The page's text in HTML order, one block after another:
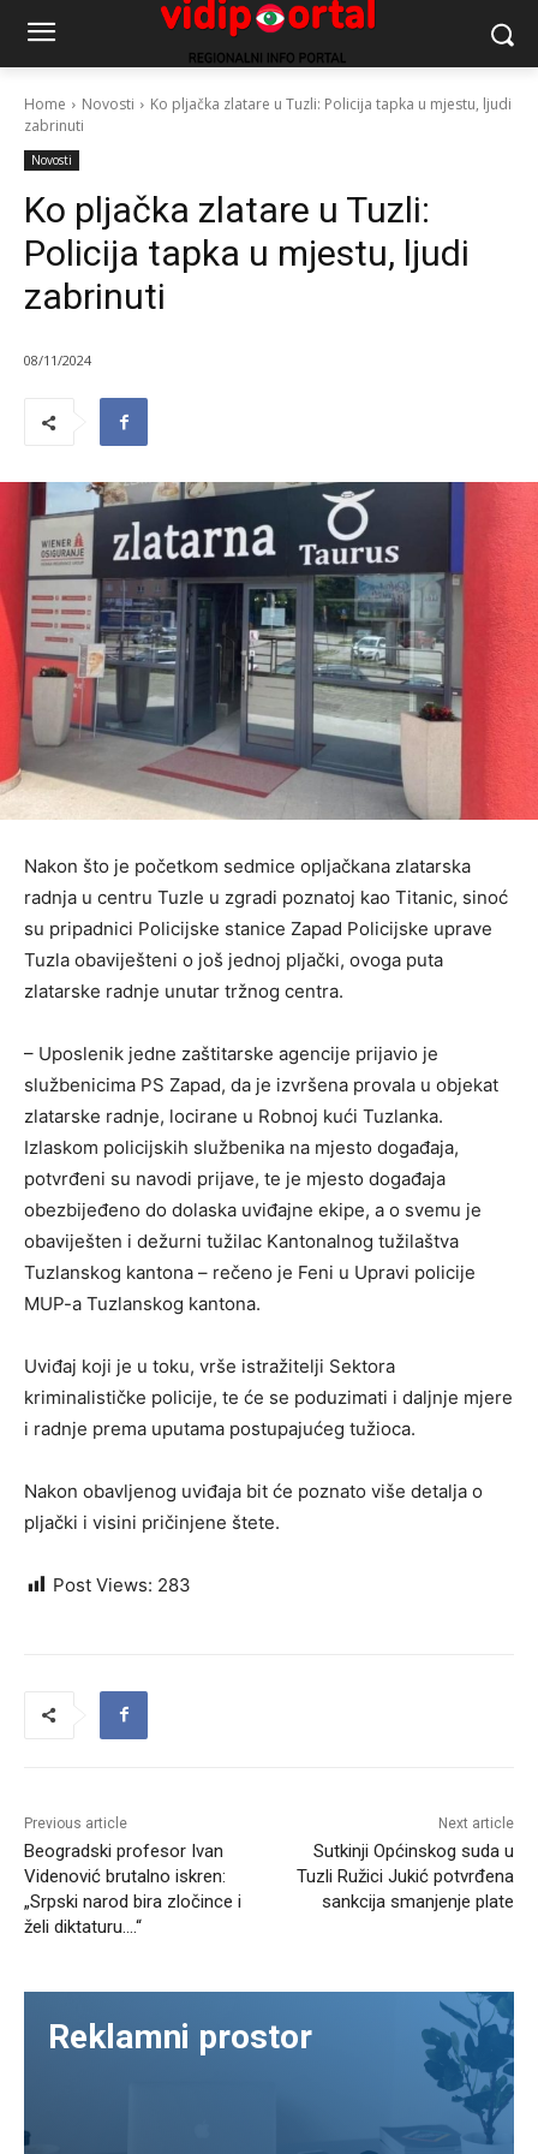
Home Novosti
Ko pljačka zlatare u Tuzli: Policija tapka u mjestu, ljudi
zabrinuti
Novosti
Ko pljačka zlatare u Tuzli:
Policija tapka u mjestu, ljudi
zabrinuti
08/11/2024
Nakon što je početkom sedmice opljačkana zlatarska
radnja u centru Tuzle u zgradi poznatoj kao Titanic, sinoć
su pripadnici Policijske stanice Zapad Policijske uprave
Tuzla obaviješteni o još jednoj pljački, ovoga puta
zlatarske radnje unutar tržnog centra.
– Uposlenik jedne zaštitarske agencije prijavio je
službenicima PS Zapad, da je izvršena provala u objekat
zlatarske radnje, locirane u Robnoj kući Tuzlanka.
Izlaskom policijskih službenika na mjesto događaja,
potvrđeni su navodi prijave, te je mjesto događaja
obezbijeđeno do dolaska uviđajne ekipe, a o svemu je
obaviješten i dežurni tužilac Kantonalnog tužilaštva
Tuzlanskog kantona – rečeno je Feni u Upravi policije
MUP-a Tuzlanskog kantona.
Uviđaj koji je u toku, vrše istražitelji Sektora
kriminalističke policije, te će se poduzimati i daljnje mjere
i radnje prema uputama postupajućeg tužioca.
Nakon obavljenog uviđaja bit će poznato više detalja o
pljački i visini pričinjene štete.
Post Views: 283
Previous article
Beogradski profesor Ivan
Videnović brutalno iskren:
„Srpski narod bira zločince i
želi diktaturu….“
Next article
Sutkinji Općinskog suda u
Tuzli Ružici Jukić potvrđena
sankcija smanjenje plate
Reklamni prostor